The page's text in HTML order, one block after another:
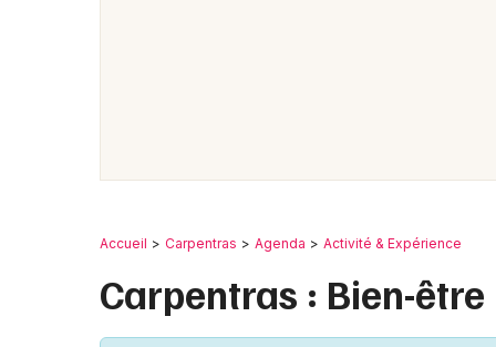
Accueil Carpentras Agenda Activité & Expérience
Carpentras : Bien-être